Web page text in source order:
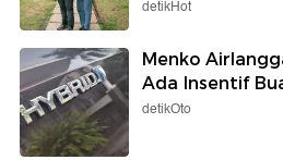
detikHot
Menko
Ada Insentif
detikOto